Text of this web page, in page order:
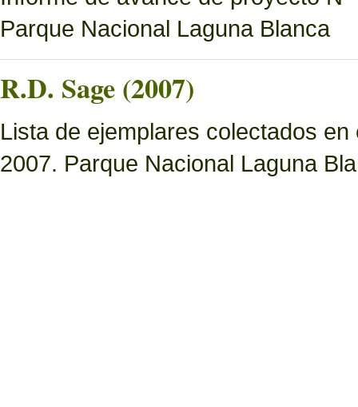
Parque Nacional Laguna Blanca
R.D. Sage (2007)
Lista de ejemplares colectados
2007. Parque Nacional Laguna